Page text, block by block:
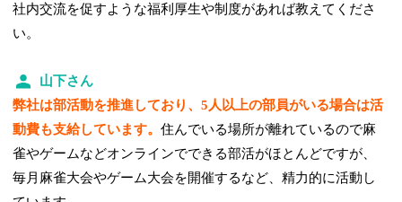
社内交流を促すような福利厚生や制度があれば教えてくださ
い。
山下さん
弊社は部活動を推進しており、5人以上の部員がいる場合は活
動費も支給しています。住んでいる場所が離れているので麻
雀やゲームなどオンラインでできる部活がほとんどですが、
毎月麻雀大会やゲーム大会を開催するなど、精力的に活動し